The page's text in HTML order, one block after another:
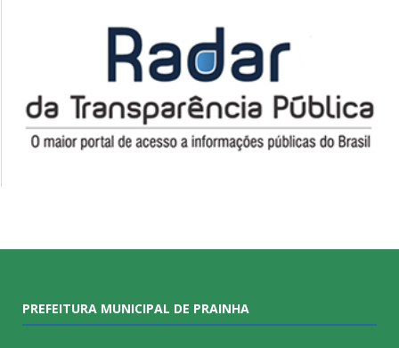
PREFEITURA MUNICIPAL DE PRAINHA